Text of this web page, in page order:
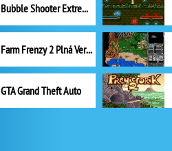
Bubble Shooter Extreme
Farm Frenzy 2 Plná Verze
GTA Grand Theft Auto